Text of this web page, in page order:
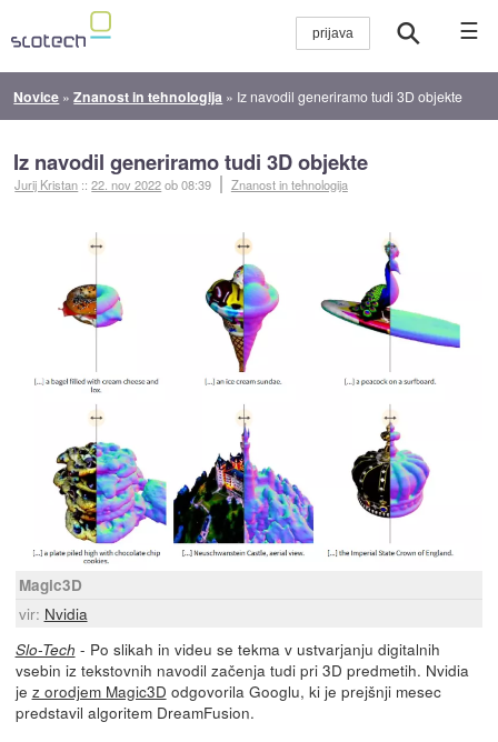
☰
Novice »Znanost in tehnologija » Iz navodil generiramo tudi 3D objekte
Iz navodil generiramo tudi 3D objekte
Jurij Kristan ::22. nov 2022ob 08:39 Znanost in tehnologija
Magic3D
vir: Nvidia
Slo-Tech - Po slikah in videu se tekma v ustvarjanju digitalnih
vsebin iz tekstovnih navodil začenja tudi pri 3D predmetih. Nvidia
je z orodjem Magic3D odgovorila Googlu, ki je prejšnji mesec
predstavil algoritem DreamFusion.